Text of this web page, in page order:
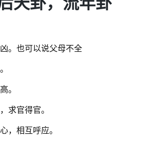
。也可以说父母不全
。
官得官。
相互呼应。